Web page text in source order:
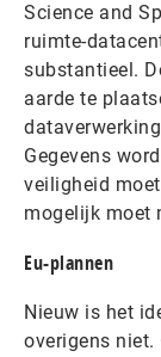
Science and
ruimte-
substantieel.
aarde te
Gegevens
veiligheid
mogelijk moet
Eu-plannen
Nieuw is het
overigens